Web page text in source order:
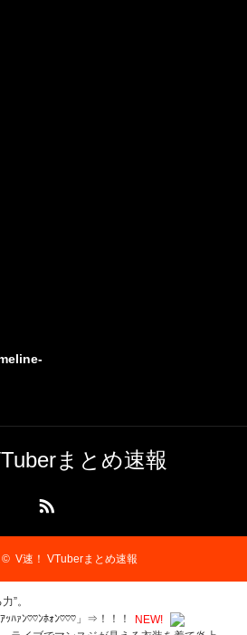
まとめ速報
© V速！ VTuberまとめ速報
”。
ｯﾊｧﾝ♡♡ﾝﾎｫﾝ♡♡♡」⇒！！！
NEW!